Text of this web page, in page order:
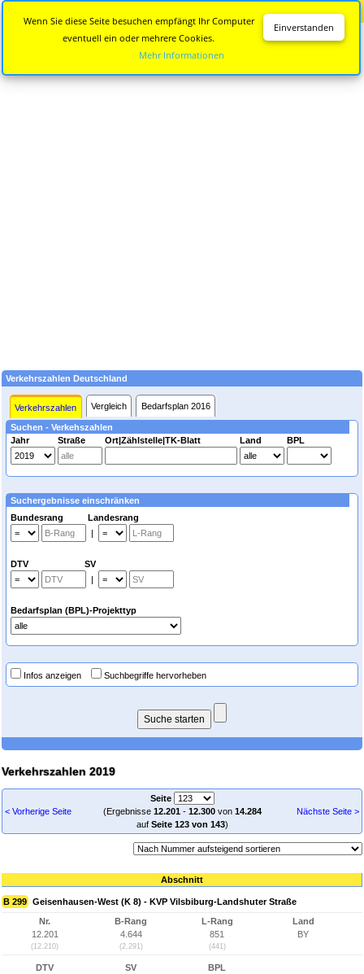
Verkehrszahlen Deutschland
Verkehrszahlen Vergleich Bedarfsplan 2016
Suchen - Verkehszahlen
Jahr
Straße Ort|Zählstelle|TK-Blatt Land BPL
Suchergebnisse einschränken
Bundesrang Landesrang
|
DTV SV
|
Bedarfsplan (BPL)-Projekttyp
Infos anzeigen Suchbegriffe hervorheben
Verkehrszahlen 2019
< Vorherige Seite
Seite
(Ergebnisse 12.201- 12.300von 14.284
auf Seite 123 von 143)
Nächste Seite >
Abschnitt
B 299 Geisenhausen-West (K 8) - KVP Vilsbiburg-Landshuter Straße
Nr.
12.201
(12.210)
B-Rang
4.644
(2.291)
L-Rang
851
(441)
Land
BY
DTV
SV
BPL
Einverstanden
Wenn Sie diese Seite besuchen empfängt Ihr Computer
eventuell ein oder mehrere Cookies.
Mehr Informationen